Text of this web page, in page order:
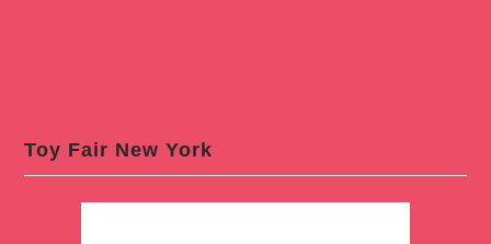
Toy Fair New York